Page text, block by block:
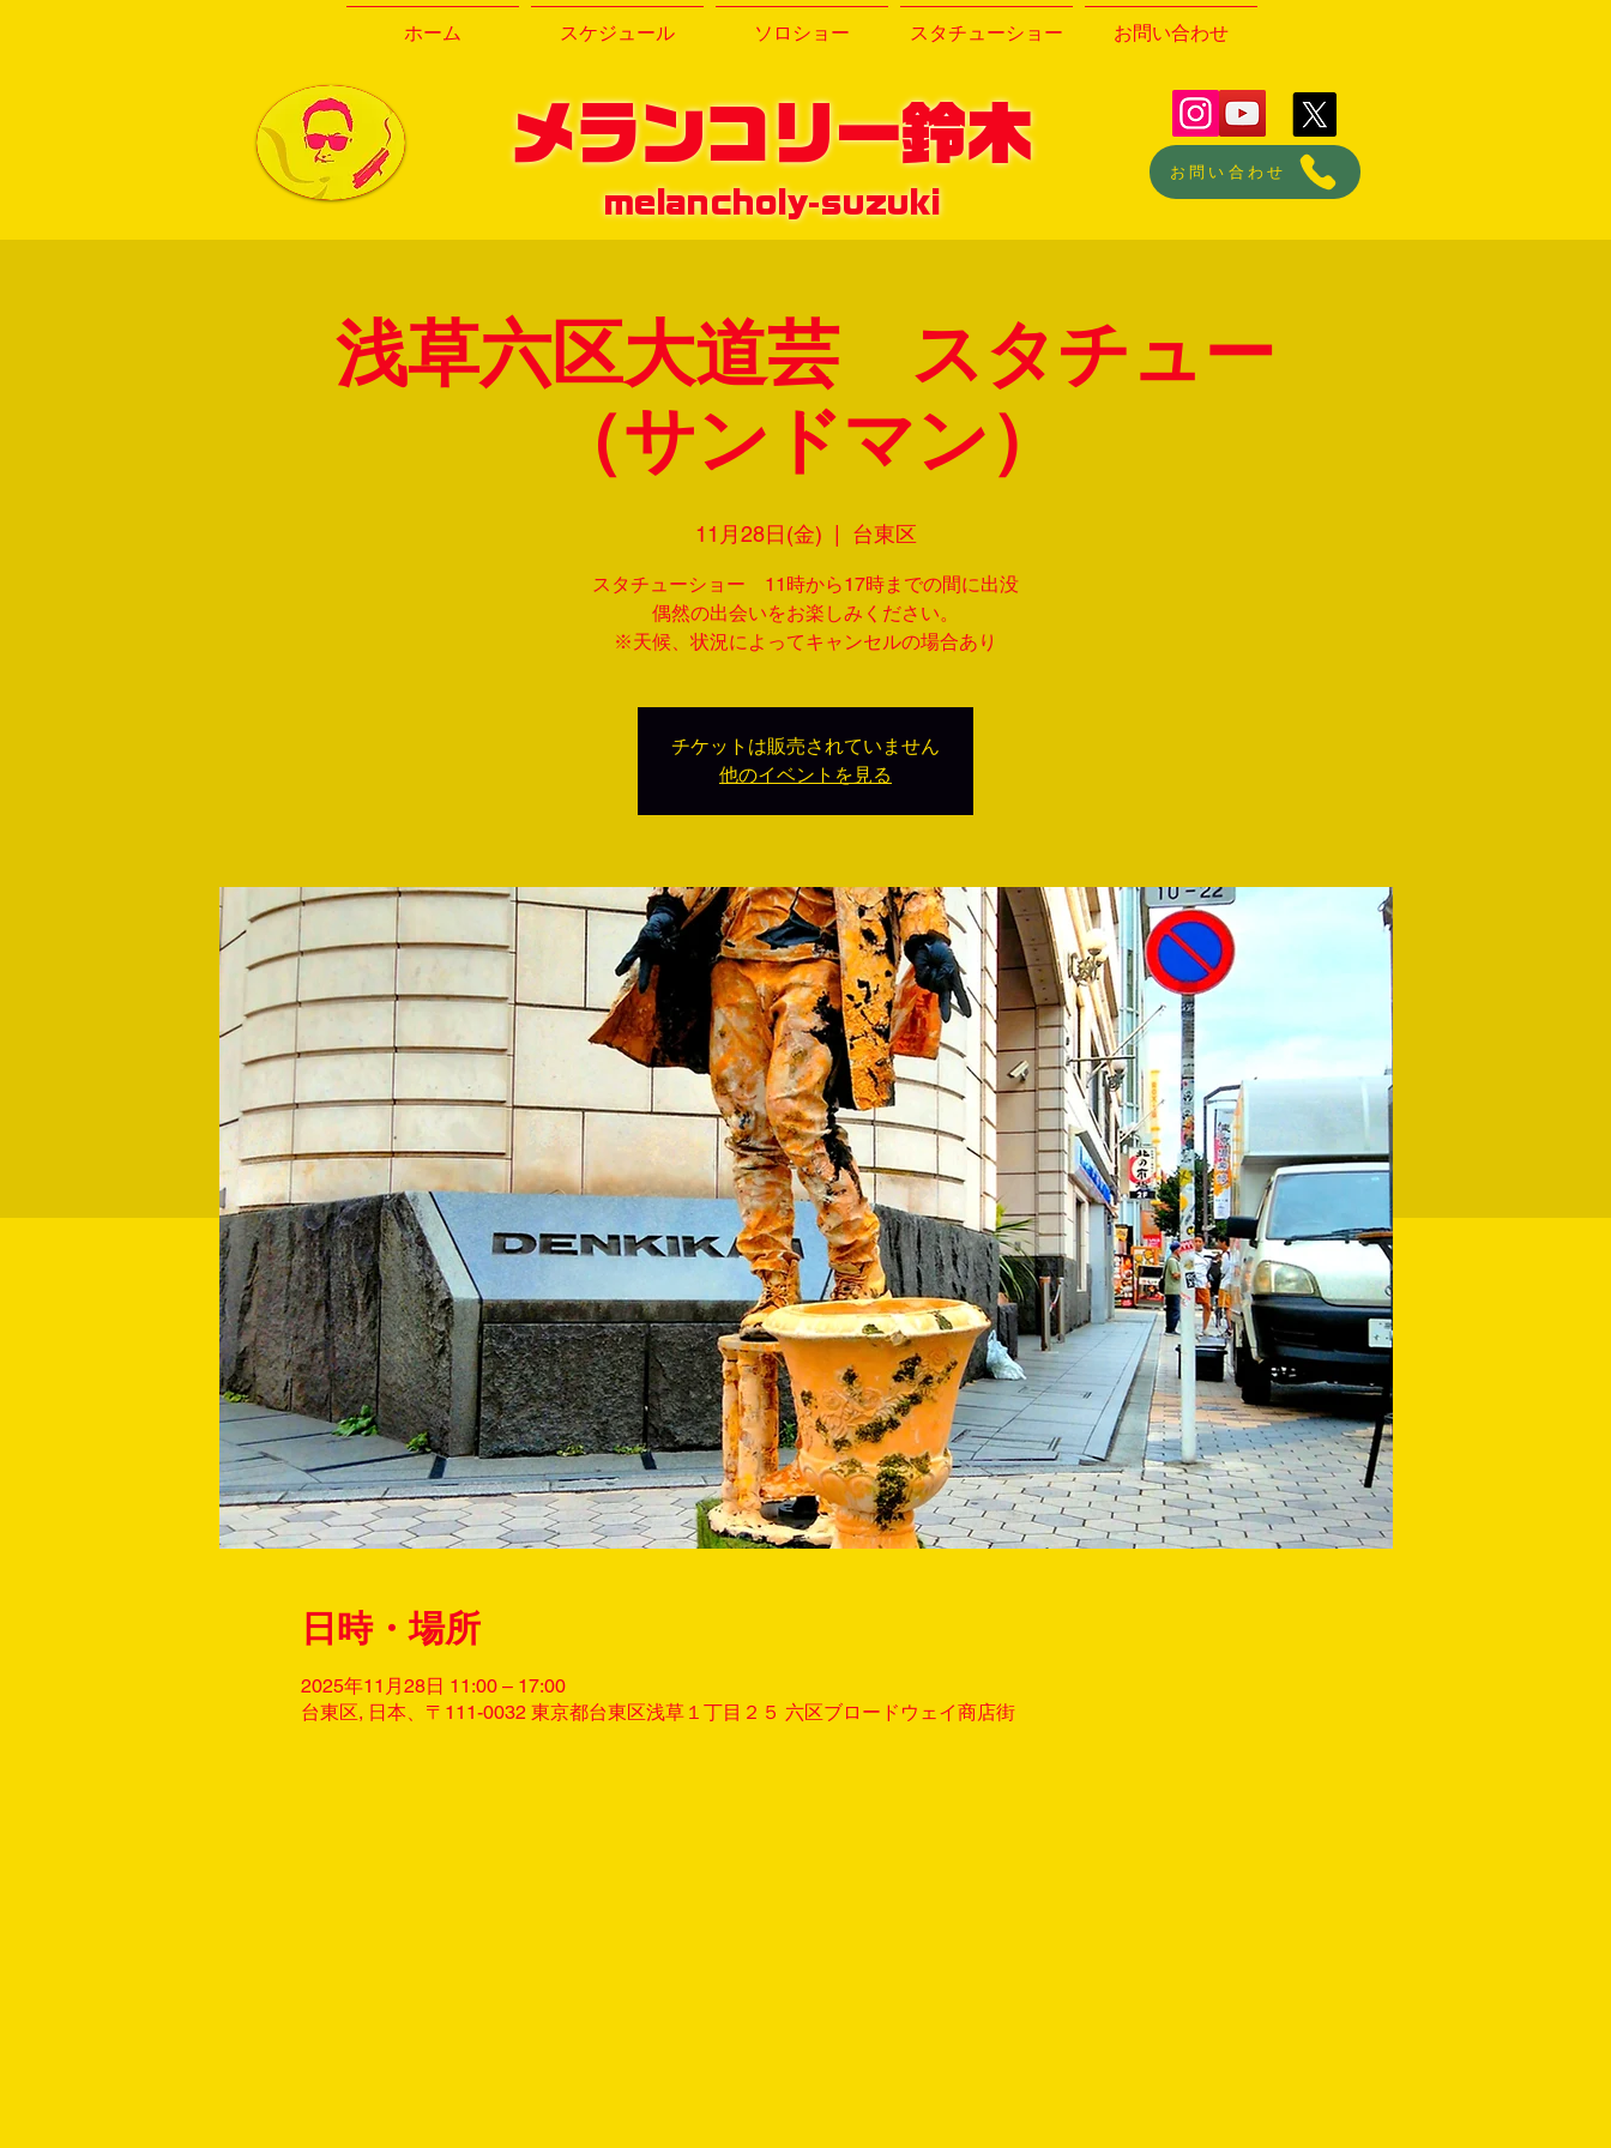
お問い合わせ
メランコリー鈴木
melancholy-suzuki
ホーム スケジュール ソロショー スタチューショー お問い合わせ
浅草六区大道芸 スタチュー
（サンドマン）
11月28日(金) 台東区
スタチューショー 11時から17時までの間に出没
偶然の出会いをお楽しみください。
※天候、状況によってキャンセルの場合あり
チケットは販売されていません
他のイベントを見る
日時・場所
2025年11月28日 11:00 – 17:00
台東区, 日本、〒111-0032 東京都台東区浅草１丁目２５ 六区ブロードウェイ商店街